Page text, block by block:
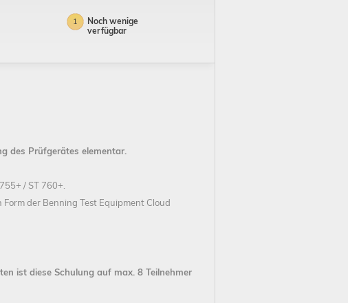
1
Noch wenige
verfügbar
des Prüfgerätes elementar.
/ ST 760+.
der Benning Test Equipment Cloud
ist diese Schulung auf max. 8 Teilnehmer